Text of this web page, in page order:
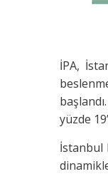
İPA,
yüzde
İstanbul